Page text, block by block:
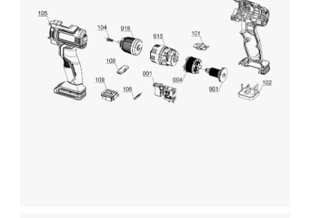
to trackers that are not disclosed to the
visitor. The website owner needs to setup
the site with their CMP to add this content
to the list of technologies used.
Powered by
Usercentrics Consent
Management Platform